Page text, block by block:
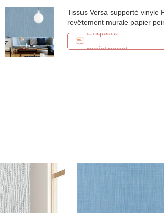
Tissus Versa supporté vinyle
revêtement murale papier
feu
Enquête
maintenant